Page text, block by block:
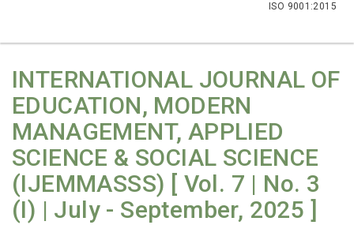
ISO 9001:2015
INTERNATIONAL JOURNAL OF
EDUCATION, MODERN
MANAGEMENT, APPLIED
SCIENCE & SOCIAL SCIENCE
(IJEMMASSS) [ Vol. 7 | No. 3
(I) | July - September, 2025 ]